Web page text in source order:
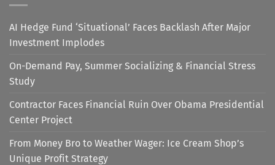
AI Hedge Fund ‘Situational’ Faces Backlash After Major
Investment Implodes
On-Demand Pay, Summer Socializing & Financial Stress
Study
Contractor Faces Financial Ruin Over Obama Presidential
Center Project
From Money Bro to Weather Wager: Ice Cream Shop’s
Unique Profit Strategy